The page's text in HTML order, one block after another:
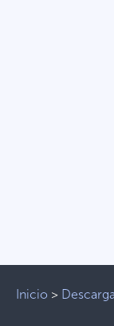
Inicio >